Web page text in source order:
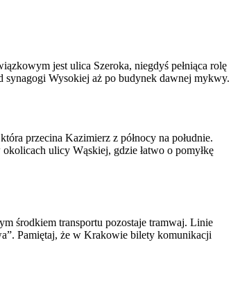
jest ulica Szeroka, niegdyś pełniąca rolę
synagogi Wysokiej aż po budynek dawnej mykwy.
przecina Kazimierz z północy na południe.
ulicy Wąskiej, gdzie łatwo o pomyłkę
środkiem transportu pozostaje tramwaj. Linie
Pamiętaj, że w Krakowie bilety komunikacji